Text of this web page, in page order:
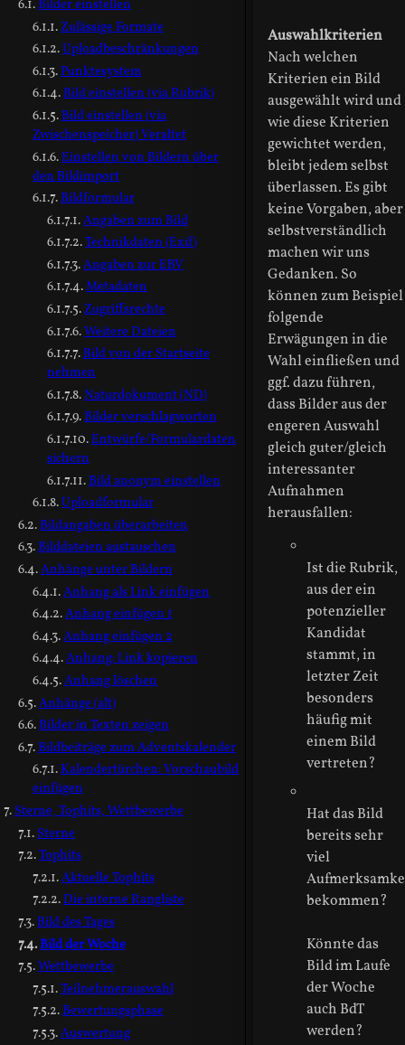
Bilder einstellen
Zulässige Formate
Uploadbeschränkungen
Punktesystem
Bild einstellen (via Rubrik)
Bild einstellen (via
Zwischenspeicher) Veraltet
Einstellen von Bildern über
den Bildimport
Bildformular
Angaben zum Bild
Technikdaten (Exif)
Angaben zur EBV
Metadaten
Zugriffsrechte
Weitere Dateien
Bild von der Startseite
nehmen
Naturdokument (ND)
Bilder verschlagworten
Entwürfe/Formulardaten
sichern
Bild anonym einstellen
Uploadformular
Bildangaben überarbeiten
Bilddateien austauschen
Anhänge unter Bildern
Anhang als Link einfügen
Anhang einfügen 1
Anhang einfügen 2
Anhang: Link kopieren
Anhang löschen
Anhänge (alt)
Bilder in Texten zeigen
Bildbeiträge zum Adventskalender
Kalendertürchen: Vorschaubild
einfügen
Sterne, Tophits, Wettbewerbe
Sterne
Tophits
Aktuelle Tophits
Die interne Rangliste
Bild des Tages
Bild der Woche
Wettbewerbe
Teilnehmerauswahl
Bewertungsphase
Auswertung
Auswahlkriterien
Nach welchen
Kriterien ein Bild
ausgewählt wird und
wie diese Kriterien
gewichtet werden,
bleibt jedem selbst
überlassen. Es gibt
keine Vorgaben, aber
selbstverständlich
machen wir uns
Gedanken. So
können zum Beispiel
folgende
Erwägungen in die
Wahl einfließen und
ggf. dazu führen,
dass Bilder aus der
engeren Auswahl
gleich guter/gleich
interessanter
Aufnahmen
herausfallen:
Ist die Rubrik,
aus der ein
potenzieller
Kandidat
stammt, in
letzter Zeit
besonders
häufig mit
einem Bild
vertreten?
Hat das Bild
bereits sehr
viel
bekommen?
Könnte das
Bild im Laufe
der Woche
auch BdT
werden?